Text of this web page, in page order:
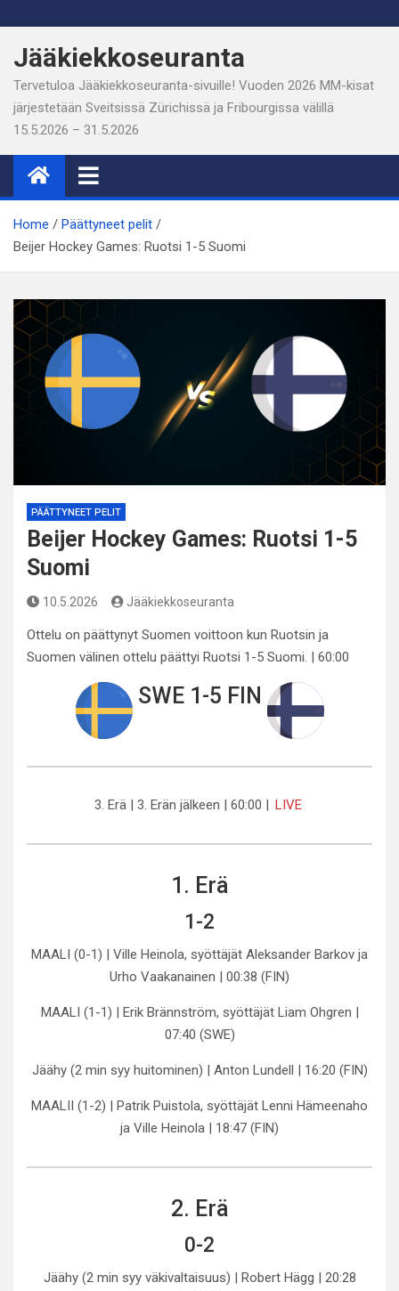
to
content
Jääkiekkoseuranta
Tervetuloa Jääkiekkoseuranta-sivuille! Vuoden 2026 MM-kisat
järjestetään Sveitsissä Zürichissä ja Fribourgissa välillä
15.5.2026 – 31.5.2026
Home
Päättyneet pelit
Beijer Hockey Games: Ruotsi 1-5 Suomi
PÄÄTTYNEET PELIT
Beijer Hockey Games: Ruotsi 1-5
Suomi
10.5.2026 Jääkiekkoseuranta
Ottelu on päättynyt Suomen voittoon kun Ruotsin ja
Suomen välinen ottelu päättyi Ruotsi 1-5 Suomi. | 60:00
SWE 1-5 FIN
3. Erä | 3. Erän jälkeen | 60:00 | LIVE
1. Erä
1-2
MAALI (0-1) | Ville Heinola, syöttäjät Aleksander Barkov ja
Urho Vaakanainen | 00:38 (FIN)
MAALI (1-1) | Erik Brännström, syöttäjät Liam Ohgren |
07:40 (SWE)
Jäähy (2 min syy huitominen) | Anton Lundell | 16:20 (FIN)
MAALII (1-2) | Patrik Puistola, syöttäjät Lenni Hämeenaho
ja Ville Heinola | 18:47 (FIN)
2. Erä
0-2
Jäähy (2 min syy väkivaltaisuus) | Robert Hägg | 20:28